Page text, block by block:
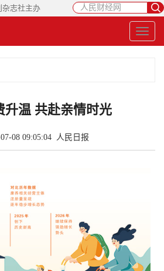
杂志社主办
升温 共赴亲情时光
08 09:05:04 人民日报